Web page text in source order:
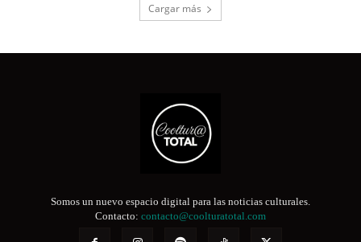
Cargar más
Somos un nuevo espacio digital para las noticias culturales.
Contacto: contacto@coolturatotal.com